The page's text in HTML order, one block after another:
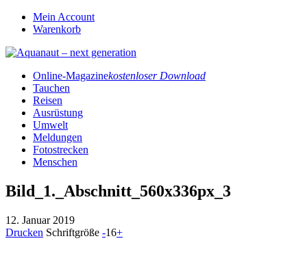
Mein Account
Warenkorb
Online-Magazinekostenloser Download
Tauchen
Reisen
Ausrüstung
Umwelt
Meldungen
Fotostrecken
Menschen
Bild_1._Abschnitt_560x336px_3
12. Januar 2019
Drucken Schriftgröße -16+